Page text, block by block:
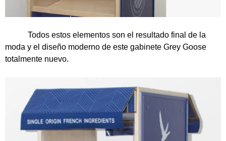
Todos estos elementos son el resultado final de la
moda y el diseño moderno de este gabinete Grey Goose
totalmente nuevo.